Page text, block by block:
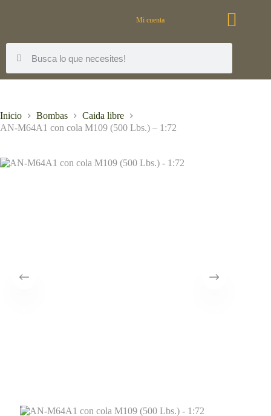
Mi cuenta
Inicio Bombas
Caida libre
AN-M64A1 con cola M109 (500 Lbs.) – 1:72